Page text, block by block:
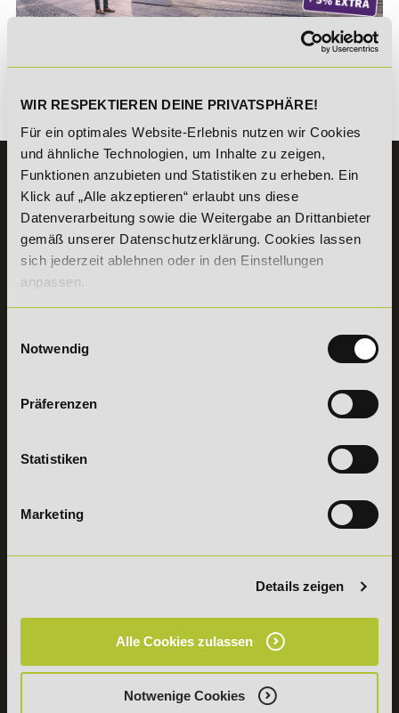
WIR RESPEKTIEREN DEINE PRIVATSPHÄRE!
Für ein optimales Website-Erlebnis nutzen wir Cookies
und ähnliche Technologien, um Inhalte zu zeigen,
Funktionen anzubieten und Statistiken zu erheben. Ein
Klick auf „Alle akzeptieren“ erlaubt uns diese
Datenverarbeitung sowie die Weitergabe an Drittanbieter
gemäß unserer Datenschutzerklärung. Cookies lassen
sich jederzeit ablehnen oder in den Einstellungen
anpassen.
Notwendig
Präferenzen
Statistiken
Marketing
Details zeigen
Alle Cookies zulassen
Notwenige Cookies
*Der Rabattcode "NEUGIER5" ist mit weiteren Rabatten
Es gibt keine Einträge mit diesem Anfangsbuchstaben.
KONTAKT
07191 - 22986 - 0
+49 (0) 7191 9513203
DeLSt GmbH - Deutsches eLearning Studieninstitut
71522Backnang
Fax:+49 (0) 7191 - 22 986 - 99
Freitag: 8:00 - 17:00 Uhr
PreisFAIRsprechen
Fördermöglichkeiten
Bildung &
Künstliche
Intelligenz